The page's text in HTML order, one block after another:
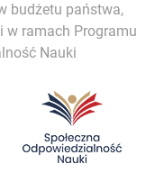
budżetu państwa,
w ramach Programu
Nauki